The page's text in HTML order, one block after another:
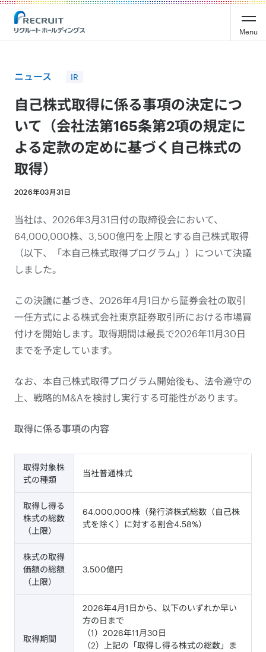
Recruit Holdings
Menu
ニュース IR
自己株式取得に係る事項の決定につ
いて（会社法第165条第2項の規定に
よる定款の定めに基づく自己株式の
2026年03月31日
当社は、2026年3月31日付の取締役会において、
64,000,000株、3,500億円を上限とする自己株式取得
（以下、「本自己株式取得プログラム」）について決議
しました。
この決議に基づき、2026年4月1日から証券会社の取引
一任方式による株式会社東京証券取引所における市場買
付けを開始します。取得期間は最長で2026年11月30日
までを予定しています。
なお、本自己株式取得プログラム開始後も、法令遵守の
上、戦略的M&Aを検討し実行する可能性があります。
取得に係る事項の内容
取得対象株
式の種類
当社普通株式
取得し得る
株式の総数
（上限）
64,000,000株（発行済株式総数（自己株
式を除く）に対する割合4.58%）
株式の取得
価額の総額
（上限）
3,500億円
取得期間
2026年4月1日から、以下のいずれか早い
方の日まで
（1）2026年11月30日
（2）上記の「取得し得る株式の総数」ま